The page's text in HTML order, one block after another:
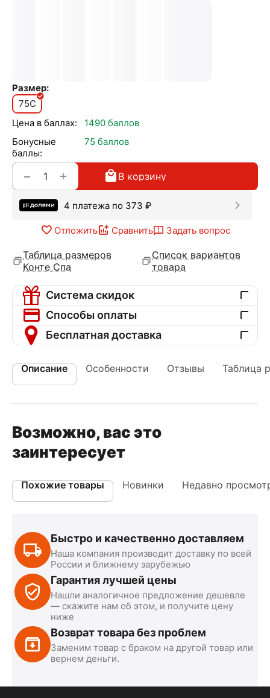
Размер:
75C
Цена в баллах:
1490 баллов
Бонусные
баллы:
75 баллов
+
− В корзину
4 платежа по 373 ₽
Отложить Сравнить Задать вопрос
Таблица размеров
Конте Спа
Список вариантов
товара
Система скидок
Способы оплаты
Бесплатная доставка
Описание Особенности Отзывы Таблица
Возможно, вас это
заинтересует
Похожие товары Новинки Недавно
Быстро и качественно доставляем
Наша компания производит доставку по всей
России и ближнему зарубежью
Гарантия лучшей цены
Нашли аналогичное предложение дешевле
— скажите нам об этом, и получите цену
ниже
Возврат товара без проблем
Заменим товар с браком на другой товар или
вернем деньги.